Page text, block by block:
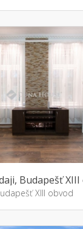
Budapešť XIII
XIII obvod